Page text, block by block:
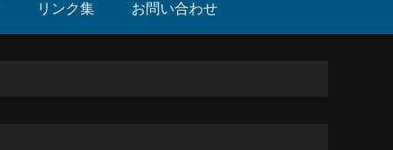
リンク集 お問い合わせ